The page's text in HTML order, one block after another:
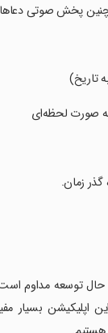
پخش صوتی دعاها
تاریخ)
صورت لحظه‌ای
زمان.
حال توسعه مداوم
اپلیکیشن بسیار